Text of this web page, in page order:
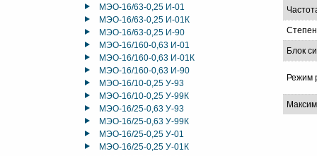
МЭО-16/63-0,25 И-01
МЭО-16/63-0,25 И-01К
МЭО-16/63-0,25 И-90
МЭО-16/160-0,63 И-01
МЭО-16/160-0,63 И-01К
МЭО-16/160-0,63 И-90
МЭО-16/10-0,25 У-93
МЭО-16/10-0,25 У-99К
МЭО-16/25-0,63 У-93
МЭО-16/25-0,63 У-99К
МЭО-16/25-0,25 У-01
МЭО-16/25-0,25 У-01К
Блок
Режим